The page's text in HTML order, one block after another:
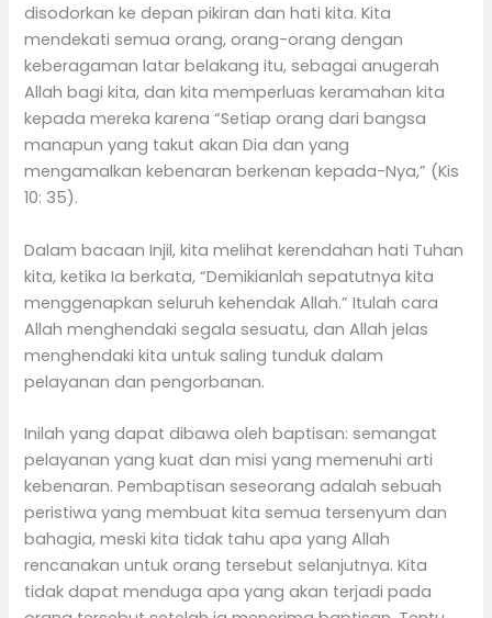
disodorkan ke depan pikiran dan hati kita. Kita
mendekati semua orang, orang-orang dengan
keberagaman latar belakang itu, sebagai anugerah
Allah bagi kita, dan kita memperluas keramahan kita
kepada mereka karena “Setiap orang dari bangsa
manapun yang takut akan Dia dan yang
mengamalkan kebenaran berkenan kepada-Nya,” (Kis
10: 35).
Dalam bacaan Injil, kita melihat kerendahan hati Tuhan
kita, ketika Ia berkata, “Demikianlah sepatutnya kita
menggenapkan seluruh kehendak Allah.” Itulah cara
Allah menghendaki segala sesuatu, dan Allah jelas
menghendaki kita untuk saling tunduk dalam
pelayanan dan pengorbanan.
Inilah yang dapat dibawa oleh baptisan: semangat
pelayanan yang kuat dan misi yang memenuhi arti
kebenaran. Pembaptisan seseorang adalah sebuah
peristiwa yang membuat kita semua tersenyum dan
bahagia, meski kita tidak tahu apa yang Allah
rencanakan untuk orang tersebut selanjutnya. Kita
tidak dapat menduga apa yang akan terjadi pada